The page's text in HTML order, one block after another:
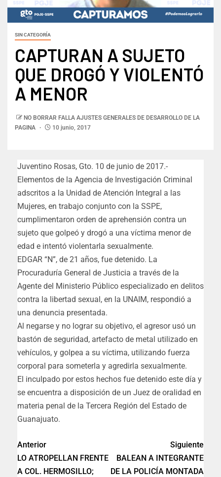
SIN CATEGORÍA
CAPTURAN A SUJETO
QUE DROGÓ Y VIOLENTÓ
A MENOR
NO BORRAR FALLA AJUSTES GENERALES DE DESARROLLO DE LA
PAGINA
10 junio, 2017
Juventino Rosas, Gto. 10 de junio de 2017.-
Elementos de la Agencia de Investigación Criminal
adscritos a la Unidad de Atención Integral a las
Mujeres, en trabajo conjunto con la SSPE,
cumplimentaron orden de aprehensión contra un
sujeto que golpeó y drogó a una víctima menor de
edad e intentó violentarla sexualmente.
EDGAR “N”, de 21 años, fue detenido. La
Procuraduría General de Justicia a través de la
Agente del Ministerio Público especializado en delitos
contra la libertad sexual, en la UNAIM, respondió a
una denuncia presentada.
Al negarse y no lograr su objetivo, el agresor usó un
bastón de seguridad, artefacto de metal utilizado en
vehículos, y golpea a su víctima, utilizando fuerza
corporal para someterla y agredirla sexualmente.
El inculpado por estos hechos fue detenido este día y
se encuentra a disposición de un Juez de oralidad en
materia penal de la Tercera Región del Estado de
Guanajuato.
Anterior
LO ATROPELLAN FRENTE
A COL. HERMOSILLO;
Siguiente
BALEAN A INTEGRANTE
DE LA POLICÍA MONTADA